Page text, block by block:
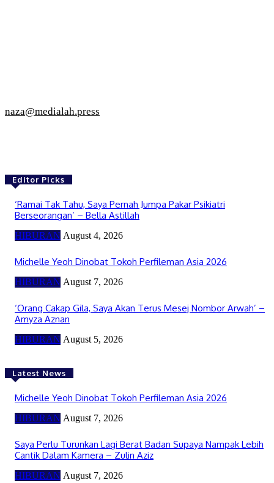
naza@medialah.press
Editor Picks
‘Ramai Tak Tahu, Saya Pernah Jumpa Pakar Psikiatri
Berseorangan’ – Bella Astillah
HIBURAN August 4, 2026
Michelle Yeoh Dinobat Tokoh Perfileman Asia 2026
HIBURAN August 7, 2026
‘Orang Cakap Gila, Saya Akan Terus Mesej Nombor Arwah’ –
Amyza Aznan
HIBURAN August 5, 2026
Latest News
Michelle Yeoh Dinobat Tokoh Perfileman Asia 2026
HIBURAN August 7, 2026
Saya Perlu Turunkan Lagi Berat Badan Supaya Nampak Lebih
Cantik Dalam Kamera – Zulin Aziz
HIBURAN August 7, 2026